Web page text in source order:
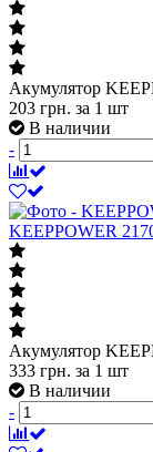
Акумулятор
203 грн. за 1 шт
В наличии
-
KEEPPOWER
Акумулятор
333 грн. за 1 шт
В наличии
-